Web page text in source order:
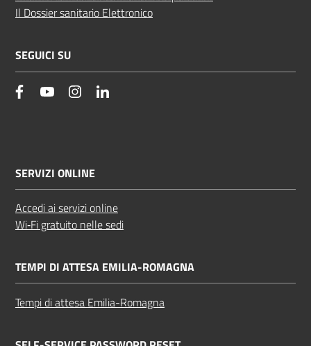
Il Dossier sanitario Elettronico
SEGUICI SU
facebookYouTube Instagram
SERVIZI ONLINE
Accedi ai servizi online
Wi‑Fi gratuito nelle sedi
TEMPI DI ATTESA EMILIA-ROMAGNA
Tempi di attesa Emilia-Romagna